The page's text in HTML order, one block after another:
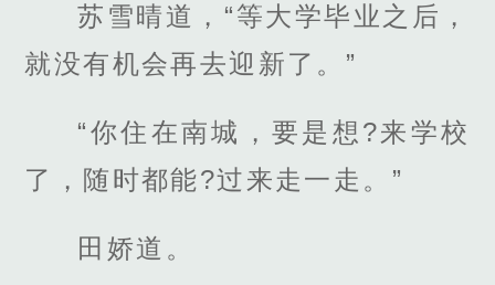
苏雪晴道，“等大学毕业之后，
就没有机会再去迎新了。”
“你住在南城，要是想?来学校
了，随时都能?过来走一走。”
田娇道。